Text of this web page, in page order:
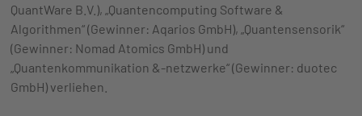
QuantWare B.V.), „Quantencomputing Software &
Algorithmen“ (Gewinner: Aqarios GmbH), „Quantensensorik“
(Gewinner: Nomad Atomics GmbH) und
„Quantenkommunikation &-netzwerke“ (Gewinner: duotec
GmbH) verliehen.